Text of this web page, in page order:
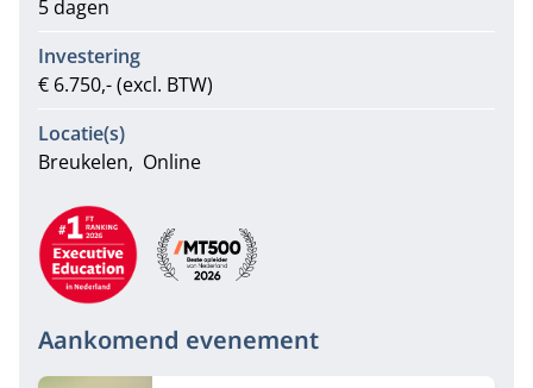
5 dagen
Investering
€ 6.750,- (excl. BTW)
Locatie(s)
Breukelen
Online
Aanbevelingen
Aankomend evenement